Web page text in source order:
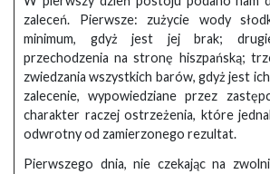
zaleceń. Pierwsze: zużycie wody
minimum, gdyż jest jej brak;
przechodzenia na stronę hiszpańską;
zwiedzania wszystkich barów, gdyż jest
zalecenie, wypowiedziane przez
charakter raczej ostrzeżenia, które
odwrotny od zamierzonego rezultat.
Pierwszego dnia, nie czekając na